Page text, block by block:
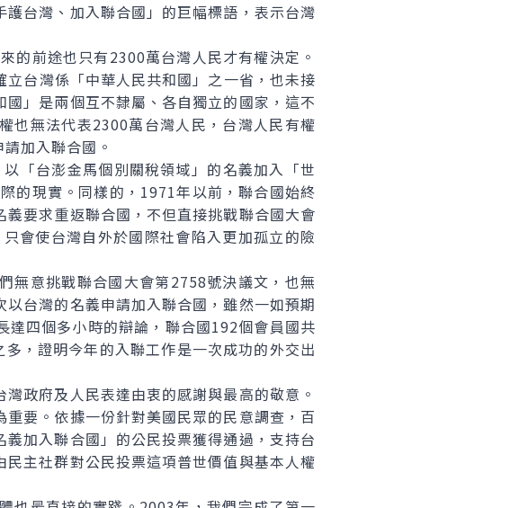
台灣、加入聯合國」的巨幅標語，表示台灣
前途也只有2300萬台灣人民才有權決定。
台灣係「中華人民共和國」之一省，也未接
」是兩個互不隸屬、各自獨立的國家，這不
也無法代表2300萬台灣人民，台灣人民有權
加入聯合國。
「台澎金馬個別關稅領域」的名義加入「世
的現實。同樣的，1971年以前，聯合國始終
要求重返聯合國，不但直接挑戰聯合國大會
會使台灣自外於國際社會陷入更加孤立的險
意挑戰聯合國大會第2758號決議文，也無
台灣的名義申請加入聯合國，雖然一如預期
四個多小時的辯論，聯合國192個會員國共
，證明今年的入聯工作是一次成功的外交出
政府及人民表達由衷的感謝與最高的敬意。
要。依據一份針對美國民眾的民意調查，百
加入聯合國」的公民投票獲得通過，支持台
主社群對公民投票這項普世價值與基本人權